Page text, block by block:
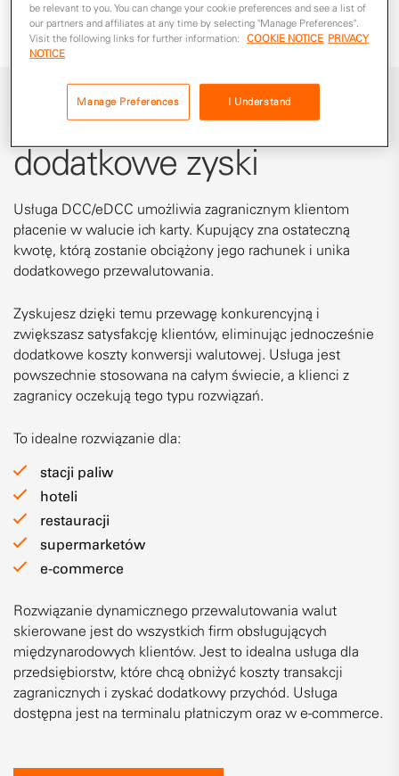
Prosty sposób na
dodatkowe zyski
Usługa DCC/eDCC umożliwia zagranicznym klientom
płacenie w walucie ich karty. Kupujący zna ostateczną
kwotę, którą zostanie obciążony jego rachunek i unika
dodatkowego przewalutowania.
Zyskujesz dzięki temu przewagę konkurencyjną i
zwiększasz satysfakcję klientów, eliminując jednocześnie
dodatkowe koszty konwersji walutowej. Usługa jest
powszechnie stosowana na całym świecie, a klienci z
zagranicy oczekują tego typu rozwiązań.
To idealne rozwiązanie dla:
stacji paliw
hoteli
restauracji
supermarketów
e-commerce
Rozwiązanie dynamicznego przewalutowania walut
skierowane jest do wszystkich firm obsługujących
międzynarodowych klientów. Jest to idealna usługa dla
przedsiębiorstw, które chcą obniżyć koszty transakcji
zagranicznych i zyskać dodatkowy przychód. Usługa
dostępna jest na terminalu płatniczym oraz w e-commerce.
be relevant to you. You can change your cookie preferences and see a list of
our partners and affiliates at any time by selecting "Manage Preferences".
Visit the following links for further information:
COOKIE NOTICE PRIVACY
NOTICE
Manage Preferences I Understand